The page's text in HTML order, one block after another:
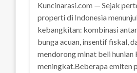
Kuncinarasi.com — Sejak
properti di Indonesia
kebangkitan: kombinasi
bunga acuan, insentif fiskal,
mendorong minat beli hunian
meningkat.Beberapa emiten